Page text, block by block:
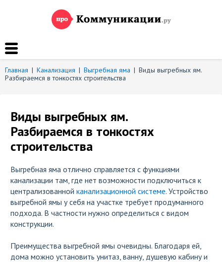
Главная | Канализация | Выгребная яма | Виды выгребных ям.
Разбираемся в тонкостях строительства
Виды выгребных ям.
Разбираемся в тонкостях
строительства
Выгребная яма отлично справляется с функциями
канализации там, где нет возможности подключиться к
централизованной канализационной системе. Устройство
выгребной ямы у себя на участке требует продуманного
подхода. В частности нужно определиться с видом
конструкции.
Преимущества выгребной ямы очевидны. Благодаря ей,
дома можно установить унитаз, ванну, душевую кабину и